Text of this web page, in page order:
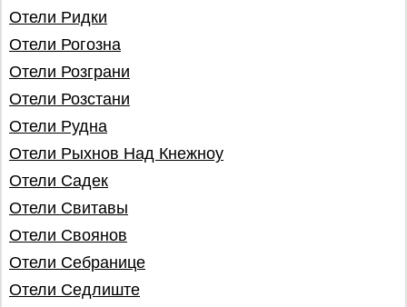
Отели Ридки
Отели Рогозна
Отели Розграни
Отели Розстани
Отели Рудна
Отели Рыхнов Над Кнежноу
Отели Садек
Отели Свитавы
Отели Своянов
Отели Себранице
Отели Седлиште